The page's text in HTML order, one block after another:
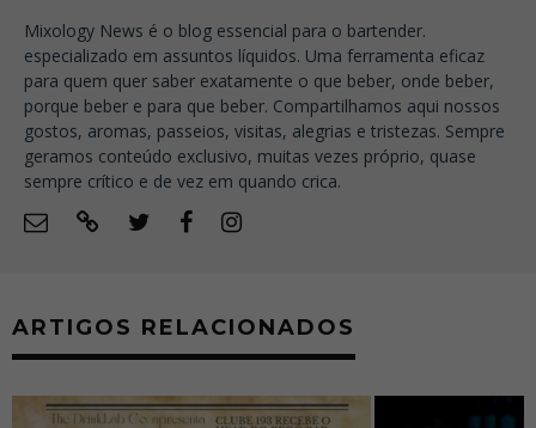
Mixology News é o blog essencial para o bartender.
especializado em assuntos líquidos. Uma ferramenta eficaz
para quem quer saber exatamente o que beber, onde beber,
porque beber e para que beber. Compartilhamos aqui nossos
gostos, aromas, passeios, visitas, alegrias e tristezas. Sempre
geramos conteúdo exclusivo, muitas vezes próprio, quase
sempre crítico e de vez em quando crica.
ARTIGOS RELACIONADOS